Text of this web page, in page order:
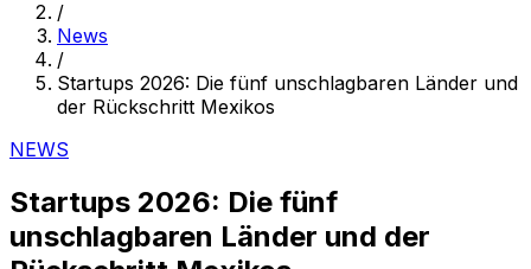
/
News
/
Startups 2026: Die fünf unschlagbaren Länder und
der Rückschritt Mexikos
NEWS
Startups 2026: Die fünf
unschlagbaren Länder und der